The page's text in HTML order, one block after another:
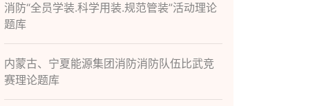
消防“全员学装.科学用装.规范管装”活动理论
题库
内蒙古、宁夏能源集团消防消防队伍比武竞
赛理论题库